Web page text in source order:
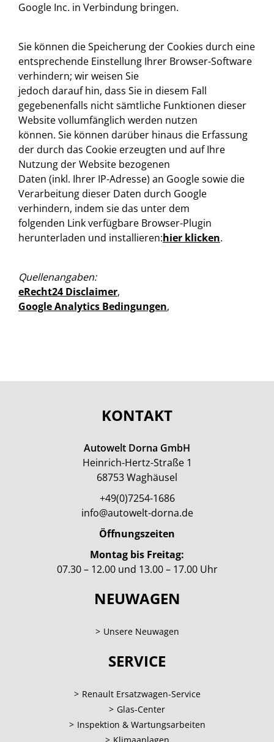
Google Inc. in Verbindung bringen.
Sie können die Speicherung der Cookies durch eine
entsprechende Einstellung Ihrer Browser-Software
verhindern; wir weisen Sie
jedoch darauf hin, dass Sie in diesem Fall
gegebenenfalls nicht sämtliche Funktionen dieser
Website vollumfänglich werden nutzen
können. Sie können darüber hinaus die Erfassung
der durch das Cookie erzeugten und auf Ihre
Nutzung der Website bezogenen
Daten (inkl. Ihrer IP-Adresse) an Google sowie die
Verarbeitung dieser Daten durch Google
verhindern, indem sie das unter dem
folgenden Link verfügbare Browser-Plugin
herunterladen und installieren:hier klicken.
Quellenangaben:
eRecht24 Disclaimer,
Google Analytics Bedingungen,
KONTAKT
Autowelt Dorna GmbH
Heinrich-Hertz-Straße 1
68753 Waghäusel
+49(0)7254-1686
info@autowelt-dorna.de
Öffnungszeiten
Montag bis Freitag:
07.30 – 12.00 und 13.00 – 17.00 Uhr
NEUWAGEN
Unsere Neuwagen
SERVICE
Renault Ersatzwagen-Service
Glas-Center
Inspektion & Wartungsarbeiten